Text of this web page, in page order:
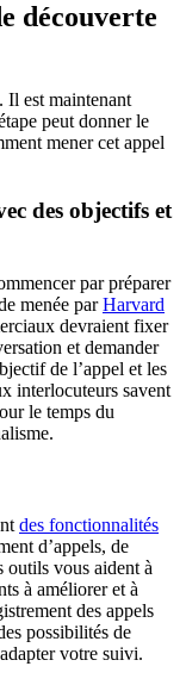
découverte
Il est maintenant
peut donner le
mener cet appel
des objectifs et
par préparer
menée parHarvard
devraient fixer
et demander
de l’appel et les
interlocuteurs savent
le temps du
des fonctionnalités
d’appels, de
outils vous aident à
à améliorer et à
des appels
possibilités de
votre suivi.